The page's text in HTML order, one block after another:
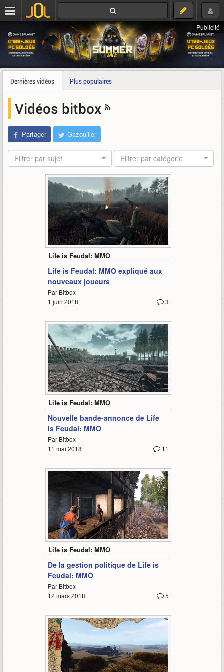
Publicité
Dernières vidéos Plus populaires
Vidéos bitbox
Partager Gazouiller
Filtrer par sujet Filtrer par catégorie
1:54
Life is Feudal: MMO
Life is Feudal: MMO expliqué aux
nouveaux joueurs
Par Bitbox
3
1 juin 2018
1:02
Life is Feudal: MMO
Nouvelle bande-annonce de Life
is Feudal: MMO
Par Bitbox
11
11 mai 2018
5:05
Life is Feudal: MMO
De la gestion politique de Life is
Feudal: MMO
Par Bitbox
5
12 mars 2018